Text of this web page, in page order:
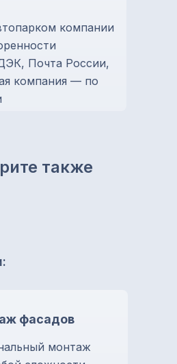
компании
Почта России,
компания — по
также
фасадов
монтаж